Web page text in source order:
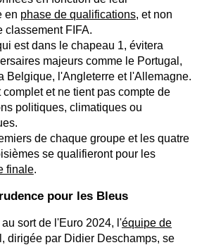
en phase de qualifications, et non
classement FIFA.
est dans le chapeau 1, évitera
majeurs comme le Portugal,
Belgique, l'Angleterre et l'Allemagne.
complet et ne tient pas compte de
politiques, climatiques ou
de chaque groupe et les quatre
se qualifieront pour les
finale.
pour les Bleus
sort de l'Euro 2024, l'équipe de
dirigée par Didier Deschamps, se